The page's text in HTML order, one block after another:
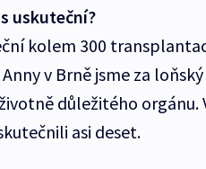
uskuteční?
kolem 300
v Brně jsme za
důležitého orgánu.
asi deset.